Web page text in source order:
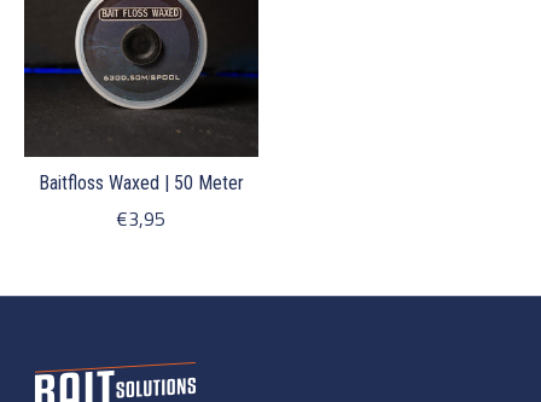
Baitfloss Waxed | 50 Meter
€3,95